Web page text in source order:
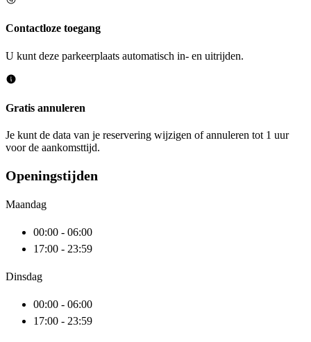
Contactloze toegang
U kunt deze parkeerplaats automatisch in- en uitrijden.
Gratis annuleren
Je kunt de data van je reservering wijzigen of annuleren tot 1 uur
voor de aankomsttijd.
Openingstijden
Maandag
00:00 - 06:00
17:00 - 23:59
Dinsdag
00:00 - 06:00
17:00 - 23:59